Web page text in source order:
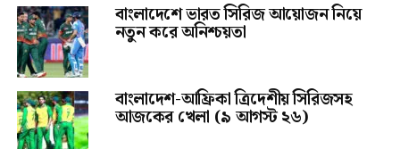
বাংলাদেশে ভারত সিরিজ আয়োজন নিয়ে
নতুন করে অনিশ্চয়তা
বাংলাদেশ-আফ্রিকা ত্রিদেশীয় সিরিজসহ
আজকের খেলা (৯ আগস্ট ২৬)